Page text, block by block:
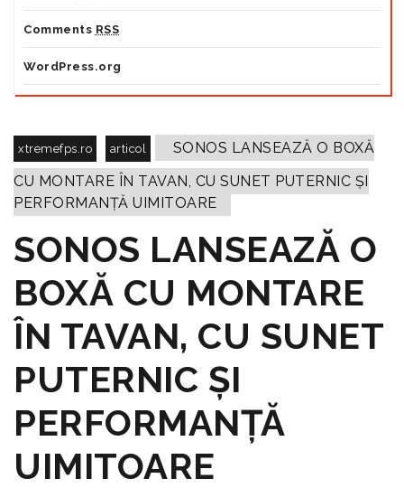
Comments RSS
WordPress.org
xtremefps.ro articol
SONOS LANSEAZĂ O BOXĂ
CU MONTARE ÎN TAVAN, CU SUNET PUTERNIC ȘI
PERFORMANȚĂ UIMITOARE
SONOS LANSEAZĂ O
BOXĂ CU MONTARE
ÎN TAVAN, CU SUNET
PUTERNIC ȘI
PERFORMANȚĂ
UIMITOARE